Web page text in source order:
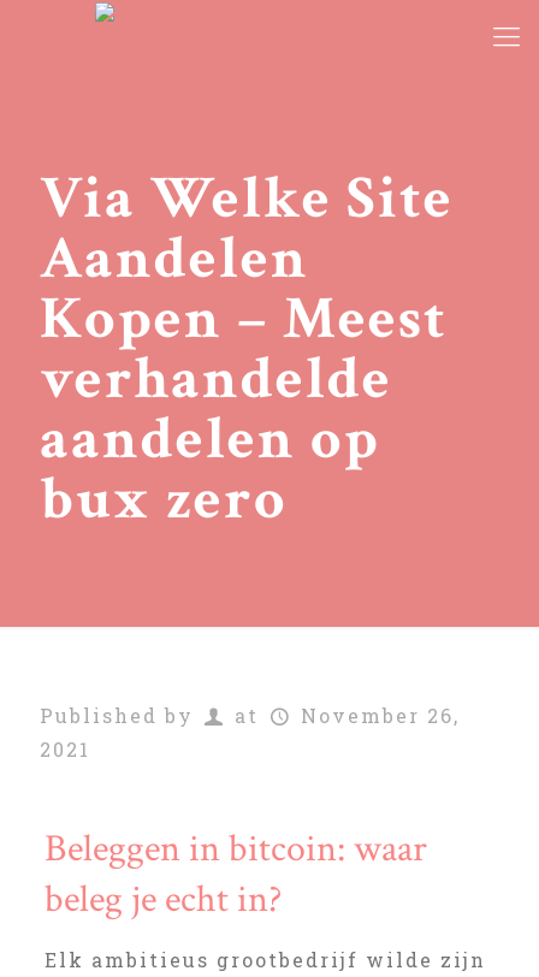
Via Welke Site
Aandelen
Kopen – Meest
verhandelde
aandelen op
bux zero
Published by at
November 26,
2021
Beleggen in bitcoin: waar
beleg je echt in?
Elk ambitieus grootbedrijf wilde zijn